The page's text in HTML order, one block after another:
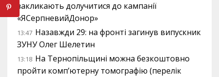
закликають долучитися до кампанії
«ЯСерпневийДонор»
13:47 Назавжди 29: на фронті загинув випускник
ЗУНУ Олег Шелетин
13:18 На Тернопільщині можна безкоштовно
пройти комп’ютерну томографію (перелік